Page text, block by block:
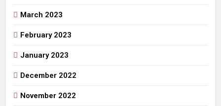
March 2023
February 2023
January 2023
December 2022
November 2022